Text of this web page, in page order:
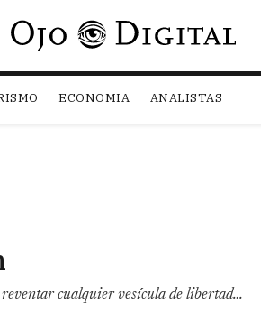
Pasar al contenido principal
ECONOMIA ANALISTAS
cualquier vesícula de libertad…